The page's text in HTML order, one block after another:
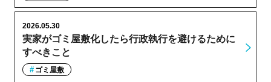
実家がゴミ屋敷化したら行政執行を避けるために
すべきこと
2026.05.30
ゴミ屋敷